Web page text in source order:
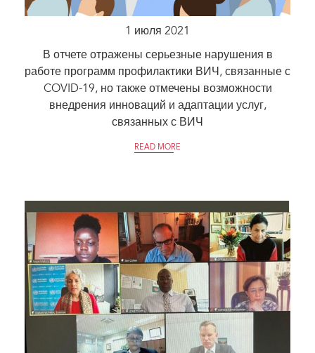
1 июля 2021
В отчете отражены серьезные нарушения в
работе программ профилактики ВИЧ, связанные с
COVID-19, но также отмечены возможности
внедрения инноваций и адаптации услуг,
связанных с ВИЧ
READ MORE